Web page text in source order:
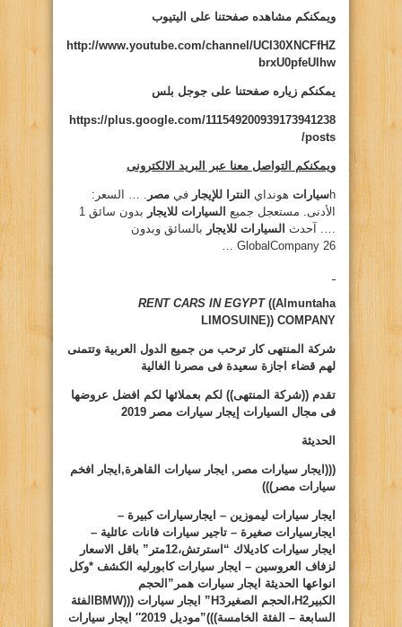
ويمكنكم مشاهده صفحتنا على اليتيوب
http://www.youtube.com/channel/UCI30XNCFfHZ
brxU0pfeUlhw
يمكنكم زياره صفحتنا على جوجل بلس
https://plus.google.com/111549200939173941238
/posts
ويمكنكم التواصل معنا عبر البريد الالكترونى
hسيارات هونداي النترا للإيجار في مصر . … السعر:
الأدنى. مستعجل جميع السيارات للايجار
بدون سائق 1
…. آحدث السيارات للايجار بالسائق وبدون
GlobalCompany 26 …
RENT CARS IN EGYPT ((Almuntaha
LIMOSUINE)) COMPANY
شركة المنتهى كار ترحب من جميع الدول العربية وتتمنى
لهم قضاء اجازة سعيدة فى مصرنا الغالية
تقدم ((شركة المنتهى)) لكم بعملائها لكم افضل عروضها
فى مجال السيارات إيجار سيارات مصر 2019
الحديثة
(((ايجار سيارات مصر, ايجار سيارات القاهرة,ايجار افخم
سيارات مصر)))
ايجار سيارات ليموزين – ايجارسيارات كبيرة –
ايجارسيارات صغيرة – تاجير سيارات فانات عائلية –
ايجار سيارات كاديلاك “استرتش،12متر” باقل الاسعار
لزفاف العروسين – ايجار سيارات كابورليه الكشف *وكل
انواعها الحديثة ايجار سيارات همر”الحجم
الكبير H2،الحجم الصغير H3 ” ايجار سيارات (((BMW الفئة
السابعة – الفئة الخامسة)))”موديل 2019″ ايجار سيارات